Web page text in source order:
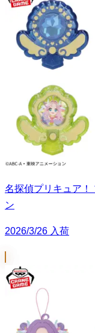
名探偵プリキュア！
ン
2026/3/26 入荷